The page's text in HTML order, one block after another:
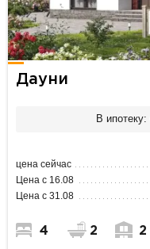
Дауни
В ипотеку:
цена сейчас
Цена с 16.08
Цена с 31.08
4 2 2